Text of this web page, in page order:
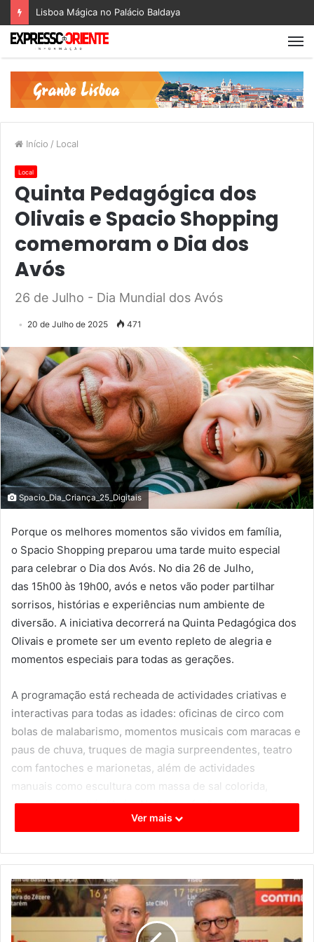
Lisboa Mágica no Palácio Baldaya
Início / Local
Local
Quinta Pedagógica dos
Olivais e Spacio Shopping
comemoram o Dia dos
Avós
26 de Julho - Dia Mundial dos Avós
20 de Julho de 2025 471
Spacio_Dia_Criança_25_Digitais
Porque os melhores momentos são vividos em família,
o Spacio Shopping preparou uma tarde muito especial
para celebrar o Dia dos Avós. No dia 26 de Julho,
das 15h00 às 19h00, avós e netos vão poder partilhar
sorrisos, histórias e experiências num ambiente de
diversão. A iniciativa decorrerá na Quinta Pedagógica dos
Olivais e promete ser um evento repleto de alegria e
momentos especiais para todas as gerações.
A programação está recheada de actividades criativas e
interactivas para todas as idades: oficinas de circo com
bolas de malabarismo, momentos musicais com maracas e
paus de chuva, truques de magia surpreendentes, teatro
com fantoches e marionetas, além de actividades
manuais como escultura com massa de sal colorida,
criação de crachás “Avó e Neto”, confeção e decoração de
bolachas, escultura de balões e penteados divertidos.
Ver mais